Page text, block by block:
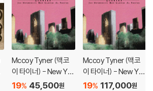
Mccoy Tyner (맥코
이 타이너) - New Yor
k Reunion [SACD Hy
45,500원
19%
Mccoy Tyner (맥코
이 타이너) - New Yor
k Reunion [핑크 컬러
117,000원
19%